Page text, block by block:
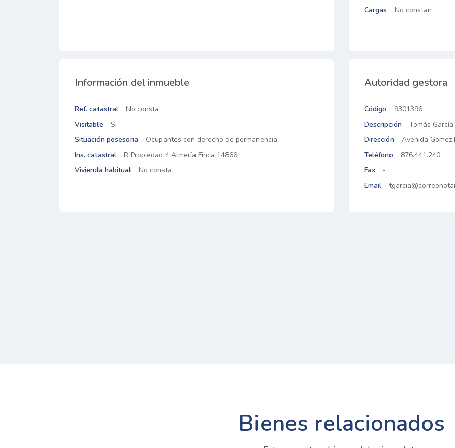
Cargas
No constan
Información del inmueble
Ref. catastral
No consta
Visitable
Si
Situación posesoria
Ocupantes con derecho de permanencia
Ins. catastral
R Propiedad 4 Almería Finca 14866
Vivienda habitual
No consta
Autoridad gestora
Código
9301396
Descripción
Tomás
Dirección
Avenida Gomez
Teléfono
876.441.240
Fax
-
Email
Bienes relacionados